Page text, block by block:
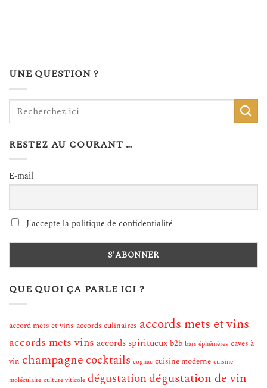
UNE QUESTION ?
RESTEZ AU COURANT …
E-mail
J'accepte la politique de confidentialité
QUE QUOI ÇA PARLE ICI ?
accord mets et vins accords culinaires accords mets et vins
accords mets vins accords spiritueux b2b bars éphémères caves à
vin champagne cocktails cognac cuisine moderne cuisine
moléculaire culture viticole dégustationdégustation de vin